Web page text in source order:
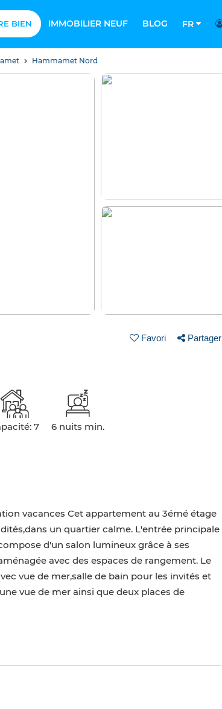
BIEN IMMOBILIER NEUF BLOG FR
Hammamet Nord
Favori Partager
7
6 nuits min.
vacances Cet appartement au 3émé étage
un quartier calme. L'entrée principale
d'un salon lumineux grâce à ses
avec des espaces de rangement. Le
vue de mer,salle de bain pour les invités et
vue de mer ainsi que deux places de